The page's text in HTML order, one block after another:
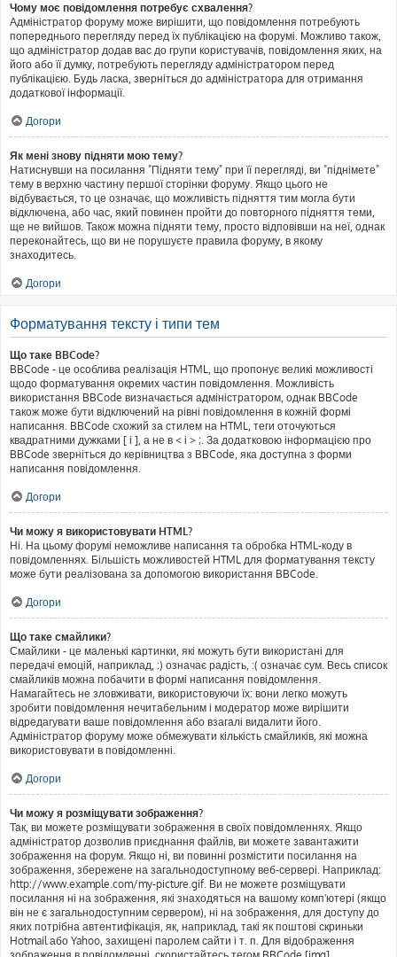
Чому моє повідомлення потребує схвалення?
Адміністратор форуму може вирішити, що повідомлення потребують
попереднього перегляду перед їх публікацією на форумі. Можливо також,
що адміністратор додав вас до групи користувачів, повідомлення яких, на
його або її думку, потребують перегляду адміністратором перед
публікацією. Будь ласка, зверніться до адміністратора для отримання
додаткової інформації.
Догори
Як мені знову підняти мою тему?
Натиснувши на посилання "Підняти тему" при її перегляді, ви "піднімете"
тему в верхню частину першої сторінки форуму. Якщо цього не
відбувається, то це означає, що можливість підняття тим могла бути
відключена, або час, який повинен пройти до повторного підняття теми,
ще не вийшов. Також можна підняти тему, просто відповівши на неї, однак
переконайтесь, що ви не порушуєте правила форуму, в якому
знаходитесь.
Догори
Форматування тексту і типи тем
Що таке BBCode?
BBCode - це особлива реалізація HTML, що пропонує великі можливості
щодо форматування окремих частин повідомлення. Можливість
використання BBCode визначається адміністратором, однак BBCode
також може бути відключений на рівні повідомлення в кожній формі
написання. BBCode схожий за стилем на HTML, теги оточуються
квадратними дужками [ і ], а не в < і > ;. За додатковою інформацією про
BBCode зверніться до керівництва з BBCode, яка доступна з форми
написання повідомлення.
Догори
Чи можу я використовувати HTML?
Ні. На цьому форумі неможливе написання та обробка HTML-коду в
повідомленнях. Більшість можливостей HTML для форматування тексту
може бути реалізована за допомогою використання BBCode.
Догори
Що таке смайлики?
Смайлики - це маленькі картинки, які можуть бути використані для
передачі емоцій, наприклад, :) означає радість, :( означає сум. Весь список
смайликів можна побачити в формі написання повідомлення.
Намагайтесь не зловживати, використовуючи їх: вони легко можуть
зробити повідомлення нечитабельним і модератор може вирішити
відредагувати ваше повідомлення або взагалі видалити його.
Адміністратор форуму може обмежувати кількість смайликів, які можна
використовувати в повідомленні.
Догори
Чи можу я розміщувати зображення?
Так, ви можете розміщувати зображення в своїх повідомленнях. Якщо
адміністратор дозволив приєднання файлів, ви можете завантажити
зображення на форум. Якщо ні, ви повинні розмістити посилання на
зображення, збережене на загальнодоступному веб-сервері. Наприклад:
http://www.example.com/my-picture.gif. Ви не можете розміщувати
посилання ні на зображення, які знаходяться на вашому комп'ютері (якщо
він не є загальнодоступним сервером), ні на зображення, для доступу до
яких потрібна автентифікація, як, наприклад, такі як поштові скриньки
Hotmail або Yahoo, захищені паролем сайти і т. п. Для відображення